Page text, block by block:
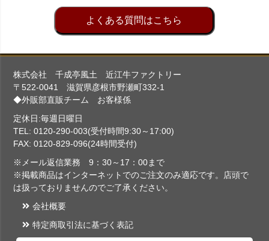
よくある質問はこちら
株式会社 千成亭風土 近江牛ファクトリー
〒522-0041 滋賀県彦根市野瀬町332-1
◆外販部直販チーム お客様係
定休日:毎週日曜日
TEL: 0120-290-003(受付時間9:30～17:00)
FAX: 0120-829-096(24時間受付)
※メール返信業務 9：30～17：00まで
※掲載商品はインターネットでのご注文のみ適応です。店頭で
は扱っておりませんのでご了承ください。
会社概要
特定商取引法に基づく表記